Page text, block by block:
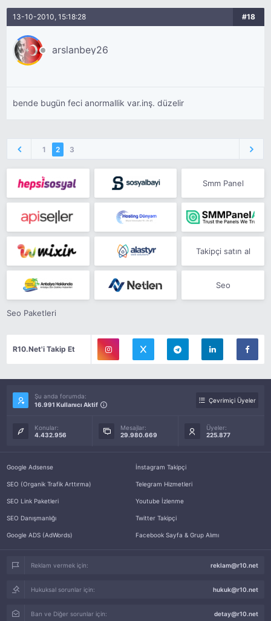
13-10-2010, 15:18:28 #18
arslanbey26
bende bugün feci anormallik var.inş. düzelir
1 2 3
Smm Panel
Takipçi satın al
Seo
Seo Paketleri
R10.Net'i Takip Et
Şu anda forumda:
16.991 Kullanıcı Aktif
Çevrimiçi Üyeler
Konular:
4.432.956
Mesajlar:
29.980.669
Üyeler:
225.877
Google Adsense
SEO (Organik Trafik Arttırma)
SEO Link Paketleri
SEO Danışmanlığı
Google ADS (AdWords)
İnstagram Takipçi
Telegram Hizmetleri
Youtube İzlenme
Twitter Takipçi
Facebook Sayfa & Grup Alımı
Reklam vermek için: reklam@r10.net
Hukuksal sorunlar için: hukuk@r10.net
Ban ve Diğer sorunlar için: detay@r10.net